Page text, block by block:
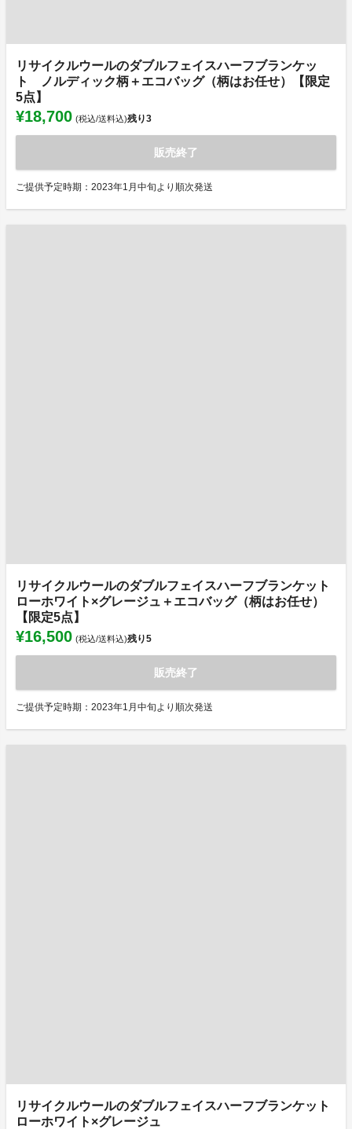
リサイクルウールのダブルフェイスハーフブランケッ
ト ノルディック柄＋エコバッグ（柄はお任せ）【限定
5点】
¥18,700 (税込/送料込)残り3
販売終了
ご提供予定時期：2023年1月中旬より順次発送
リサイクルウールのダブルフェイスハーフブランケット
ローホワイト×グレージュ＋エコバッグ（柄はお任せ）
【限定5点】
¥16,500 (税込/送料込)残り5
販売終了
ご提供予定時期：2023年1月中旬より順次発送
リサイクルウールのダブルフェイスハーフブランケット
ローホワイト×グレージュ